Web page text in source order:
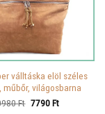
válltáska elöl széles
műbőr, világosbarna
Ft Original
7790FtCurrent